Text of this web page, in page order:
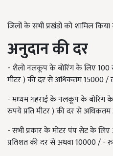
जिलों के सभी प्रखंडों को शामिल किया
अनुदान की दर
- शैलो नलकूप के बोरिंग के लिए 100
मीटर ) की दर से अधिकतम 15000
- मध्यम गहराई के नलकूप के बोरिंग के
रुपये प्रति मीटर ) की दर से
- सभी प्रकार के मोटर पंप सेट के
प्रतिशत की दर से अथवा 10000 / -